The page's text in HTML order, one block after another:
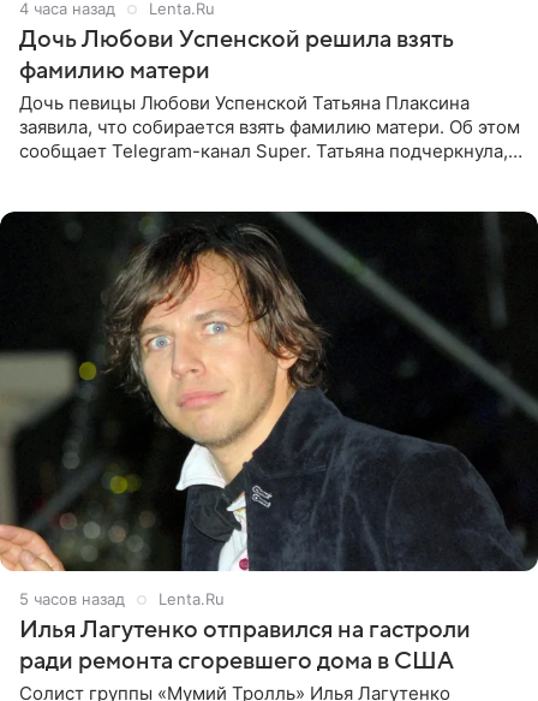
4 часа назад Lenta.Ru
Дочь Любови Успенской решила взять
фамилию матери
Дочь певицы Любови Успенской Татьяна Плаксина
заявила, что собирается взять фамилию матери. Об этом
сообщает Telegram-канал Super. Татьяна подчеркнула,
5 часов назад Lenta.Ru
Илья Лагутенко отправился на гастроли
ради ремонта сгоревшего дома в США
Солист группы «Мумий Тролль» Илья Лагутенко